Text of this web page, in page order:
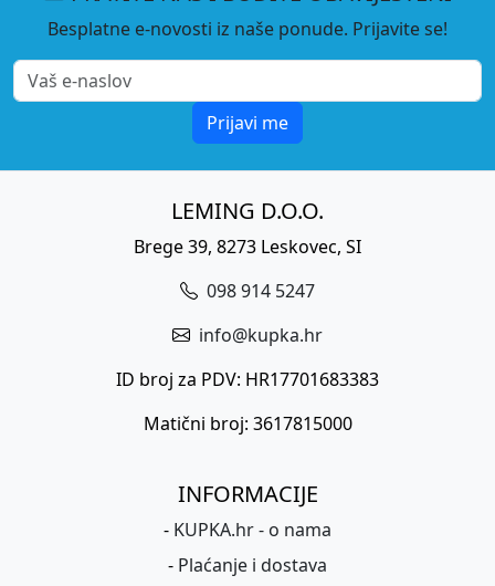
Besplatne e-novosti iz naše ponude. Prijavite se!
Prijavi me
LEMING D.O.O.
Brege 39, 8273 Leskovec, SI
098 914 5247
info@kupka.hr
ID broj za PDV: HR17701683383
Matični broj: 3617815000
INFORMACIJE
- KUPKA.hr - o nama
- Plaćanje i dostava